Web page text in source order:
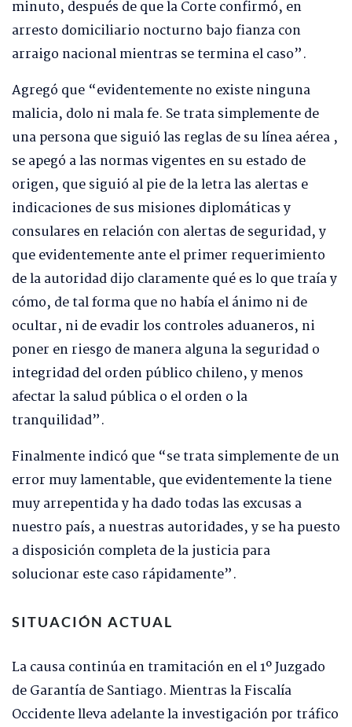
minuto, después de que la Corte confirmó, en
arresto domiciliario nocturno bajo fianza con
arraigo nacional mientras se termina el caso”.
Agregó que “evidentemente no existe ninguna
malicia, dolo ni mala fe. Se trata simplemente de
una persona que siguió las reglas de su línea aérea ,
se apegó a las normas vigentes en su estado de
origen, que siguió al pie de la letra las alertas e
indicaciones de sus misiones diplomáticas y
consulares en relación con alertas de seguridad, y
que evidentemente ante el primer requerimiento
de la autoridad dijo claramente qué es lo que traía y
cómo, de tal forma que no había el ánimo ni de
ocultar, ni de evadir los controles aduaneros, ni
poner en riesgo de manera alguna la seguridad o
integridad del orden público chileno, y menos
afectar la salud pública o el orden o la
tranquilidad”.
Finalmente indicó que “se trata simplemente de un
error muy lamentable, que evidentemente la tiene
muy arrepentida y ha dado todas las excusas a
nuestro país, a nuestras autoridades, y se ha puesto
a disposición completa de la justicia para
solucionar este caso rápidamente”.
SITUACIÓN ACTUAL
La causa continúa en tramitación en el 1º Juzgado
de Garantía de Santiago. Mientras la Fiscalía
Occidente lleva adelante la investigación por tráfico